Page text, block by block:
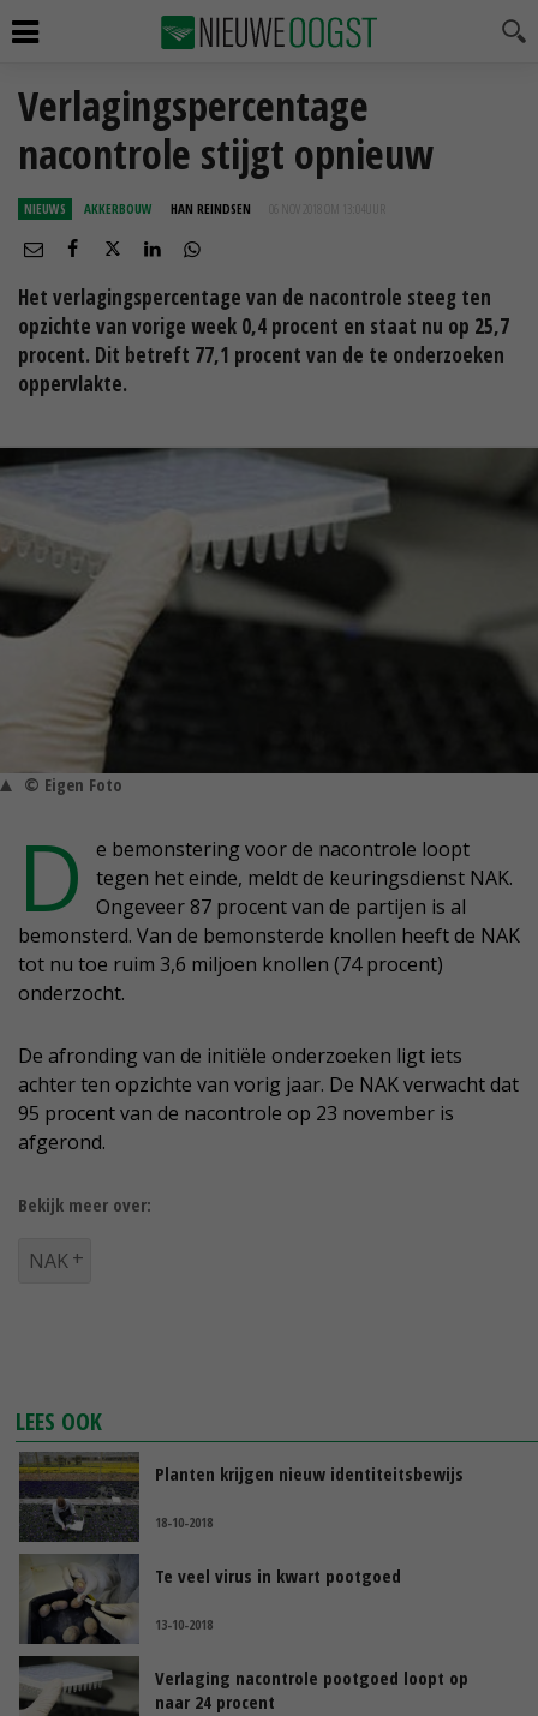
Verlagingspercentage
nacontrole stijgt opnieuw
NIEUWS AKKERBOUW HAN REINDSEN 06 NOV 2018 OM 13:04
Het verlagingspercentage van de nacontrole steeg ten
opzichte van vorige week 0,4 procent en staat nu op 25,7
procent. Dit betreft 77,1 procent van de te onderzoeken
oppervlakte.
© Eigen Foto
D
e bemonstering voor de nacontrole loopt
tegen het einde, meldt de keuringsdienst NAK.
Ongeveer 87 procent van de partijen is al
bemonsterd. Van de bemonsterde knollen heeft de NAK
tot nu toe ruim 3,6 miljoen knollen (74 procent)
onderzocht.
De afronding van de initiële onderzoeken ligt iets
achter ten opzichte van vorig jaar. De NAK verwacht dat
95 procent van de nacontrole op 23 november is
afgerond.
Bekijk meer over:
NAK
LEES OOK
Planten krijgen nieuw identiteitsbewijs
18-10-2018
Te veel virus in kwart pootgoed
13-10-2018
Verlaging nacontrole pootgoed loopt op
naar 24 procent